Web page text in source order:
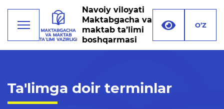
Navoiy viloyati
Maktabgacha va
maktab ta’limi
boshqarmasi
O‘Z
Ta'limga doir terminlar